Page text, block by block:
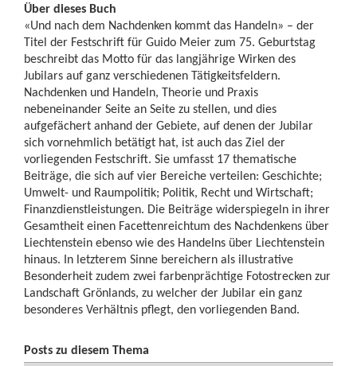
Über dieses Buch
«Und nach dem Nachdenken kommt das Handeln» – der
Titel der Festschrift für Guido Meier zum 75. Geburtstag
beschreibt das Motto für das langjährige Wirken des
Jubilars auf ganz verschiedenen Tätigkeitsfeldern.
Nachdenken und Handeln, Theorie und Praxis
nebeneinander Seite an Seite zu stellen, und dies
aufgefächert anhand der Gebiete, auf denen der Jubilar
sich vornehmlich betätigt hat, ist auch das Ziel der
vorliegenden Festschrift. Sie umfasst 17 thematische
Beiträge, die sich auf vier Bereiche verteilen: Geschichte;
Umwelt- und Raumpolitik; Politik, Recht und Wirtschaft;
Finanzdienstleistungen. Die Beiträge widerspiegeln in ihrer
Gesamtheit einen Facettenreichtum des Nachdenkens über
Liechtenstein ebenso wie des Handelns über Liechtenstein
hinaus. In letzterem Sinne bereichern als illustrative
Besonderheit zudem zwei farbenprächtige Fotostrecken zur
Landschaft Grönlands, zu welcher der Jubilar ein ganz
besonderes Verhältnis pflegt, den vorliegenden Band.
Posts zu diesem Thema